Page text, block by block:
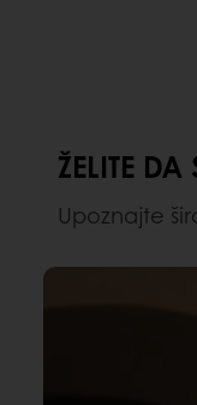
ŽELITE
Upoznajte